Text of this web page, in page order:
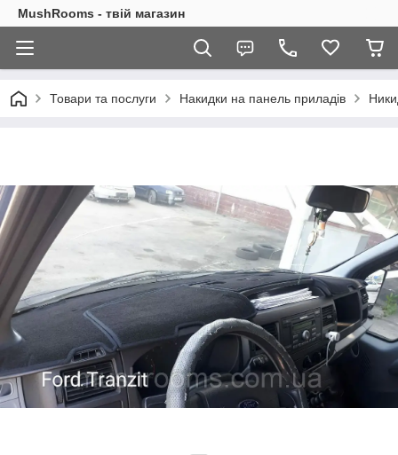
MushRooms - твій магазин
Товари та послуги Накидки на панель приладів